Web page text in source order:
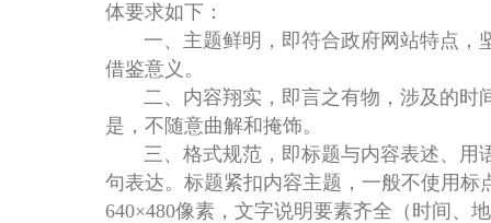
体要求如下：
一、主题鲜明，即符合政府网站特点，
借鉴意义。
二、内容翔实，即言之有物，涉及的时
是，不随意曲解和掩饰。
三、格式规范，即标题与内容表述、用
句表达。标题紧扣内容主题，一般不使用标
640×480像素，文字说明要素齐全（时间、